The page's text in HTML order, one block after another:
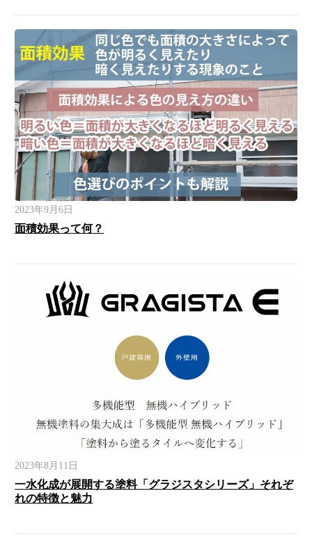
2023年9月6日
面積効果って何？
2023年8月11日
一水化成が展開する塗料「グラジスタシリーズ」それぞ
れの特徴と魅力